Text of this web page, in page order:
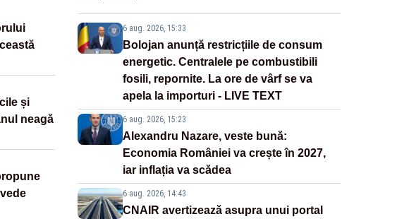
și
neagă
6 aug. 2026, 15:33
Bolojan anunță restricțiile de consum
energetic. Centralele pe combustibili
fosili, repornite. La ore de vârf se va
apela la importuri - LIVE TEXT
6 aug. 2026, 15:23
Alexandru Nazare, veste bună:
Economia României va crește în 2027,
iar inflația va scădea
6 aug. 2026, 14:43
CNAIR avertizează asupra unui portal